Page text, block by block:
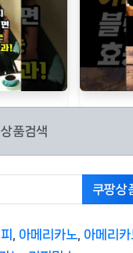
품검색
쿠팡상
아메리카노 아메리